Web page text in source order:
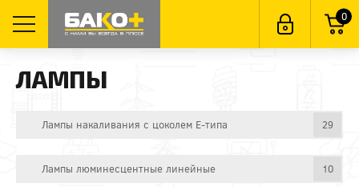
0
ЛАМПЫ
Лампы накаливания с цоколем E-типа 29
Лампы люминесцентные линейные 10